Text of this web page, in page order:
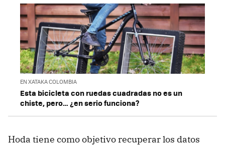
EN XATAKA COLOMBIA
Esta bicicleta con ruedas cuadradas no es un
chiste, pero… ¿en serio funciona?
Hoda tiene como objetivo recuperar los datos